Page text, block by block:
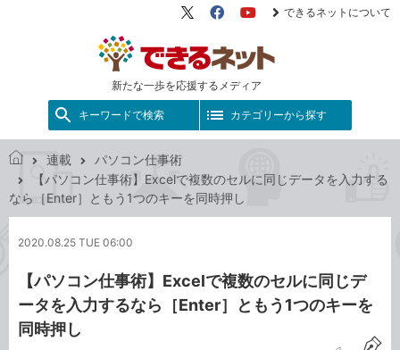
新たな一歩を応援するメディア
X（旧
FacebookYouTube
できるネットについて
キーワードで検索 カテゴリーから探す
き
ッ
連載
パソコン仕事術
【パソコン仕事術】Excelで複数のセルに同じデータを入力する
なら［Enter］ともう1つのキーを同時押し
2020.08.25 TUE 06:00
【パソコン仕事術】Excelで複数のセルに同じデ
ータを入力するなら［Enter］ともう1つのキーを
同時押し